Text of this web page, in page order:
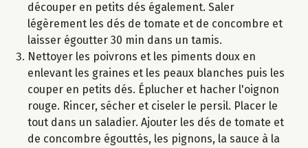
découper en petits dés également. Saler
légèrement les dés de tomate et de concombre et
laisser égoutter 30 min dans un tamis.
Nettoyer les poivrons et les piments doux en
enlevant les graines et les peaux blanches puis les
couper en petits dés. Éplucher et hacher l'oignon
rouge. Rincer, sécher et ciseler le persil. Placer le
tout dans un saladier. Ajouter les dés de tomate et
de concombre égouttés, les pignons, la sauce à la